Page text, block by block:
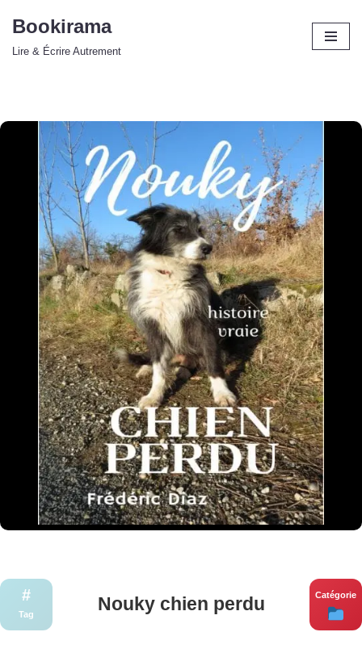
Bookirama
Lire & Écrire Autrement
#
Tag Nouky chien perdu Catégorie